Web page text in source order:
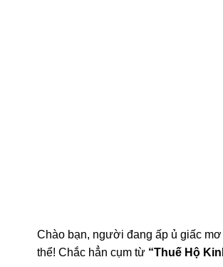
Chào bạn, người đang ấp ủ giấc
thể! Chắc hẳn cụm từ “Thuế Hộ